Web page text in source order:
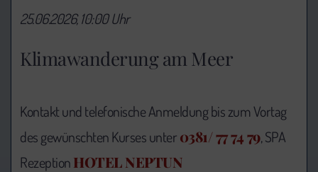
Klimawanderung am Meer
25.06.2026, 10:00 Uhr
Kontakt und telefonische Anmeldung bis zum Vortag
des gewünschten Kurses unter0381/ 77 74 79, SPA
RezeptionHOTEL NEPTUN